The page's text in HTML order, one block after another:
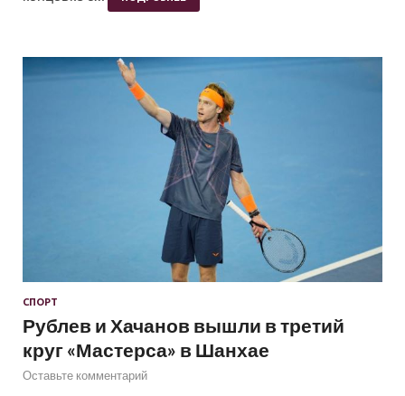
СПОРТ
Рублев и Хачанов вышли в третий
круг «Мастерса» в Шанхае
Оставьте комментарий